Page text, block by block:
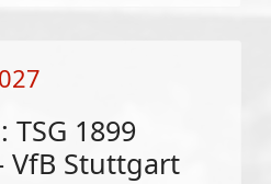
TSG 1899
VfB Stuttgart